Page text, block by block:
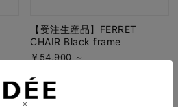
【受注生産品】FERRET
CHAIR Black frame
￥54,900 ～